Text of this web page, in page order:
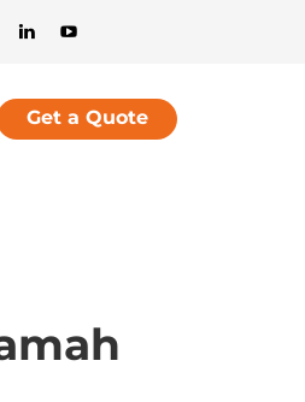
Get a Quote